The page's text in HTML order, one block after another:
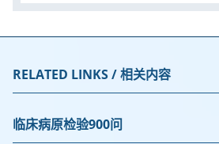
RELATED LINKS / 相关内容
临床病原检验900问